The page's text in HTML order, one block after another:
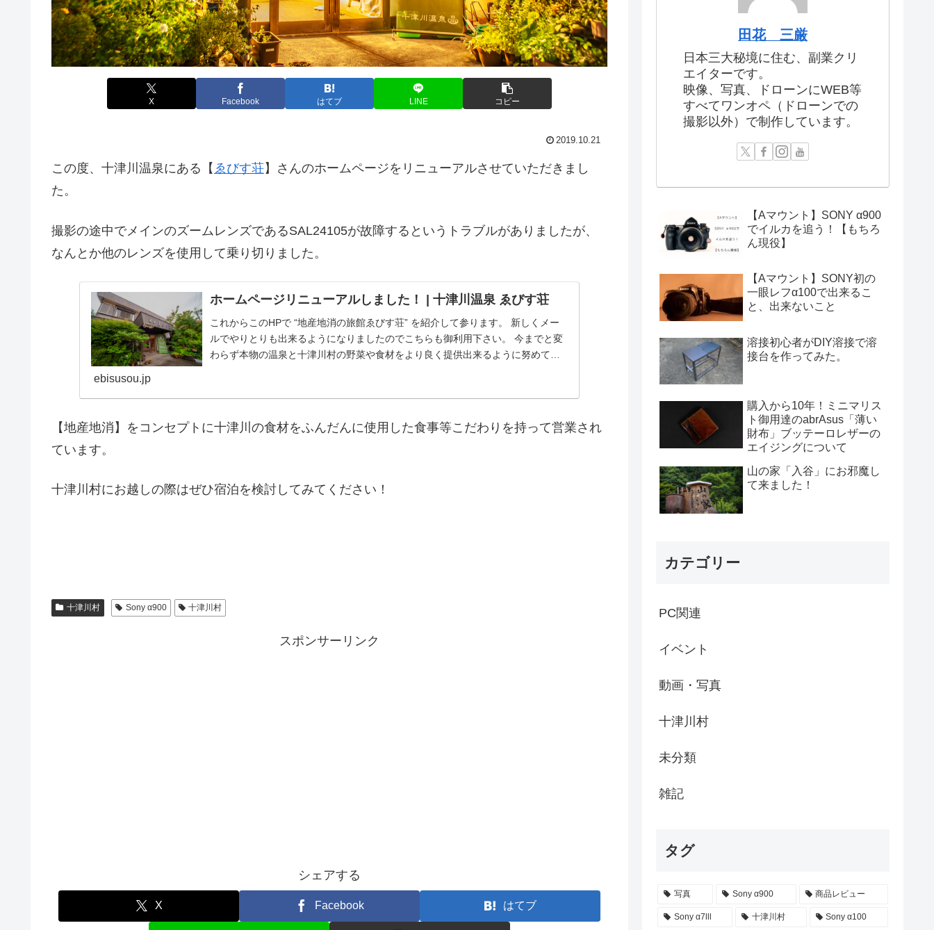
X Facebook はてブ LINE コピー
2019.10.21
この度、十津川温泉にある【 ゑびす荘】さんのホームページをリニューアルさせていただきまし
た。
撮影の途中でメインのズームレンズであるSAL24105が故障するというトラブルがありましたが、
なんとか他のレンズを使用して乗り切りました。
ホームページリニューアルしました！ | 十津川温泉 ゑびす荘
これからこのHPで “地産地消の旅館ゑびす荘” を紹介して参ります。 新しくメー
ルでやりとりも出来るようになりましたのでこちらも御利用下さい。 今までと変
わらず本物の温泉と十津川村の野菜や食材をより良く提供出来るように努めて参
ebisusou.jp
【地産地消】をコンセプトに十津川の食材をふんだんに使用した食事等こだわりを持って営業され
ています。
十津川村にお越しの際はぜひ宿泊を検討してみてください！
十津川村 Sony α900 十津川村
スポンサーリンク
シェアする
X Facebook はてブ
田花 三厳
日本三大秘境に住む、副業クリ
エイターです。
映像、写真、ドローンにWEB等
すべてワンオペ（ドローンでの
撮影以外）で制作しています。
【Aマウント】SONY α900
でイルカを追う！【もちろ
ん現役】
【Aマウント】SONY初の
一眼レフα100で出来るこ
と、出来ないこと
溶接初心者がDIY溶接で溶
接台を作ってみた。
購入から10年！ミニマリス
ト御用達のabrAsus「薄い
財布」ブッテーロレザーの
エイジングについて
山の家「入谷」にお邪魔し
て来ました！
カテゴリー
PC関連
イベント
動画・写真
十津川村
未分類
雑記
タグ
写真 Sony α900 商品レビュー
Sony α7lll 十津川村 Sony α100